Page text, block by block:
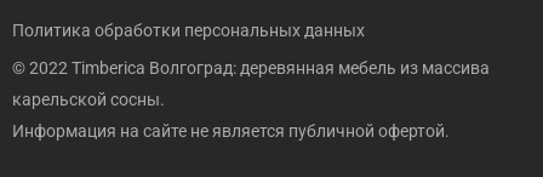
Политика обработки персональных данных
© 2022 Timberica Волгоград: деревянная мебель из массива
карельской сосны.
Информация на сайте не является публичной офертой.